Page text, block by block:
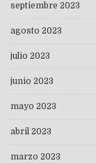
septiembre 2023
agosto 2023
julio 2023
junio 2023
mayo 2023
abril 2023
marzo 2023